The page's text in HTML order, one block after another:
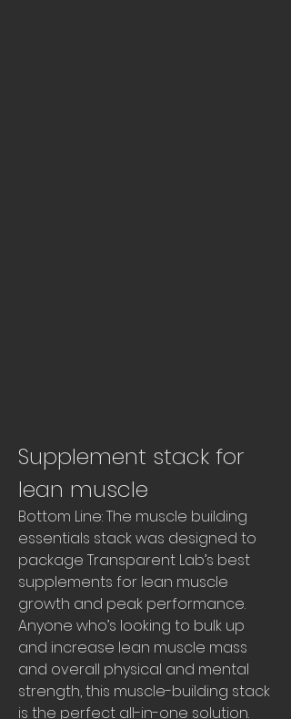
Supplement stack for
lean muscle
Bottom Line: The muscle building
essentials stack was designed to
package Transparent Lab’s best
supplements for lean muscle
growth and peak performance.
Anyone who’s looking to bulk up
and increase lean muscle mass
and overall physical and mental
strength, this muscle-building stack
is the perfect all-in-one solution.